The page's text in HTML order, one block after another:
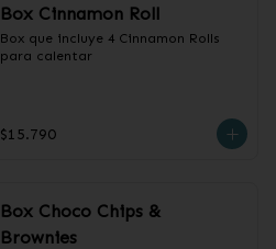
Box Cinnamon Roll
Box que incluye 4 Cinnamon Rolls
para calentar
$15.790
Box Choco Chips &
Brownies